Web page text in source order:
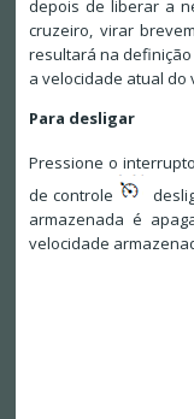
depois de liberar a
cruzeiro, virar
resultará na
a velocidade atual do
Para desligar
Pressione o
de controle
armazenada é
velocidade